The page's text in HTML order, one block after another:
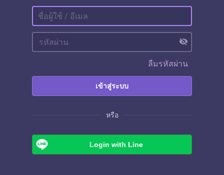
visibility_off
ลืมรหัสผ่าน
เข้าสู่ระบบ
หรือ
Login with Line